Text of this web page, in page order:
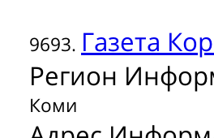
9693. Газета
Регион
Коми